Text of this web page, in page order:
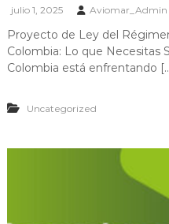
julio 1, 2025 Aviomar_Admin
Proyecto de Ley del
Colombia: Lo que Necesitas
Colombia está enfrentando
Uncategorized